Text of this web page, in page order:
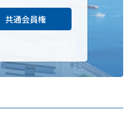
共通会員権